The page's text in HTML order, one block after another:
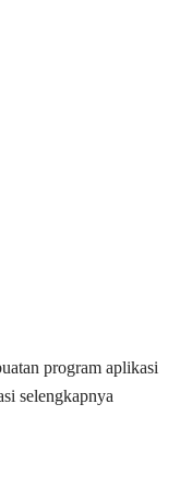
program aplikasi
selengkapnya